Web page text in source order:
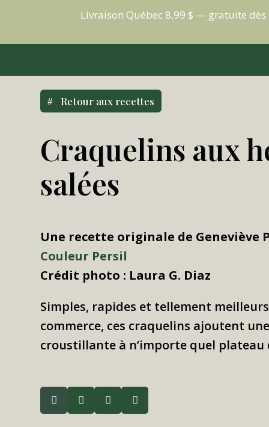
Livraison Québec 8,99 $ — gratuite
Retour aux recettes
Craquelins aux
salées
Une recette originale de Geneviève
Couleur Persil
Crédit photo : Laura G. Diaz
Simples, rapides et tellement
commerce, ces craquelins ajoutent
croustillante à n’importe quel plateau
   